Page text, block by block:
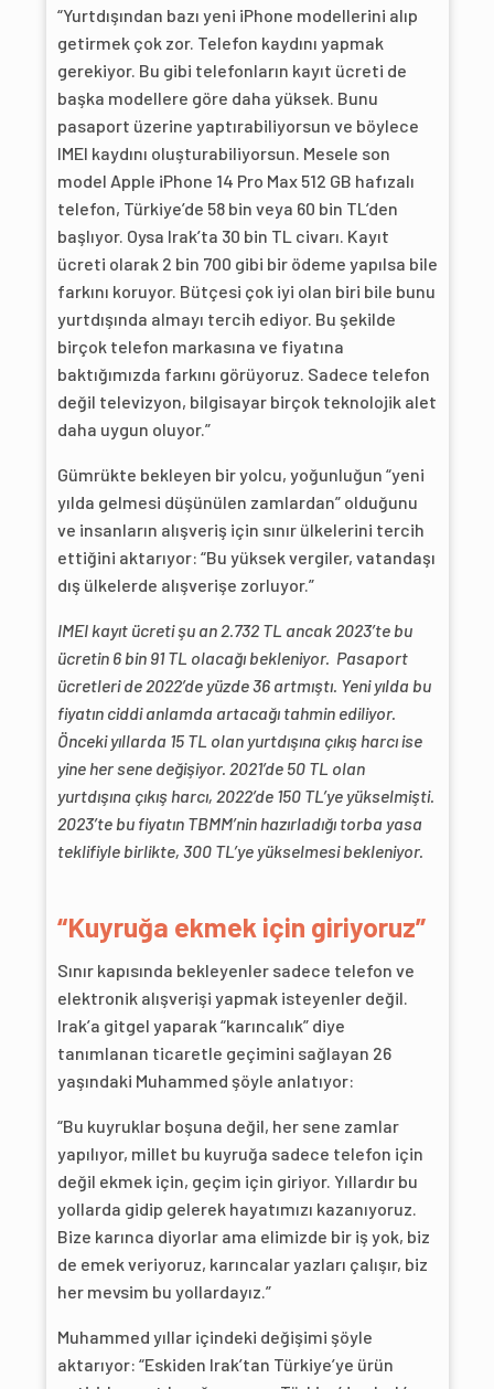
“Yurtdışından bazı yeni iPhone modellerini alıp
getirmek çok zor. Telefon kaydını yapmak
gerekiyor. Bu gibi telefonların kayıt ücreti de
başka modellere göre daha yüksek. Bunu
pasaport üzerine yaptırabiliyorsun ve böylece
IMEI kaydını oluşturabiliyorsun. Mesele son
model Apple iPhone 14 Pro Max 512 GB hafızalı
telefon, Türkiye’de 58 bin veya 60 bin TL’den
başlıyor. Oysa Irak’ta 30 bin TL civarı. Kayıt
ücreti olarak 2 bin 700 gibi bir ödeme yapılsa bile
farkını koruyor. Bütçesi çok iyi olan biri bile bunu
yurtdışında almayı tercih ediyor. Bu şekilde
birçok telefon markasına ve fiyatına
baktığımızda farkını görüyoruz. Sadece telefon
değil televizyon, bilgisayar birçok teknolojik alet
daha uygun oluyor.”
Gümrükte bekleyen bir yolcu, yoğunluğun “yeni
yılda gelmesi düşünülen zamlardan” olduğunu
ve insanların alışveriş için sınır ülkelerini tercih
ettiğini aktarıyor: “Bu yüksek vergiler, vatandaşı
dış ülkelerde alışverişe zorluyor.”
​​IMEI kayıt ücreti şu an 2.732 TL ancak 2023’te bu
ücretin 6 bin 91 TL olacağı bekleniyor. Pasaport
ücretleri de 2022’de yüzde 36 artmıştı. Yeni yılda bu
fiyatın ciddi anlamda artacağı tahmin ediliyor.
Önceki yıllarda 15 TL olan yurtdışına çıkış harcı ise
yine her sene değişiyor. 2021’de 50 TL olan
yurtdışına çıkış harcı, 2022’de 150 TL’ye yükselmişti.
2023’te bu fiyatın TBMM’nin hazırladığı torba yasa
teklifiyle birlikte, 300 TL’ye yükselmesi bekleniyor.
“Kuyruğa ekmek için giriyoruz”
Sınır kapısında bekleyenler sadece telefon ve
elektronik alışverişi yapmak isteyenler değil.
Irak’a gitgel yaparak “karıncalık” diye
tanımlanan ticaretle geçimini sağlayan 26
yaşındaki Muhammed şöyle anlatıyor:
“Bu kuyruklar boşuna değil, her sene zamlar
yapılıyor, millet bu kuyruğa sadece telefon için
değil ekmek için, geçim için giriyor. Yıllardır bu
yollarda gidip gelerek hayatımızı kazanıyoruz.
Bize karınca diyorlar ama elimizde bir iş yok, biz
de emek veriyoruz, karıncalar yazları çalışır, biz
her mevsim bu yollardayız.”
Muhammed yıllar içindeki değişimi şöyle
aktarıyor: “Eskiden Irak’tan Türkiye’ye ürün